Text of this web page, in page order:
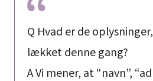
Q Hvad er de
lækket denne gang?
A Vi mener, at “navn”,